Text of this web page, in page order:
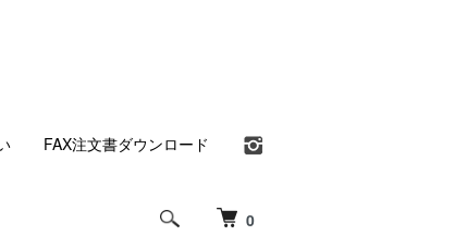
0
FAX注文書ダウンロード